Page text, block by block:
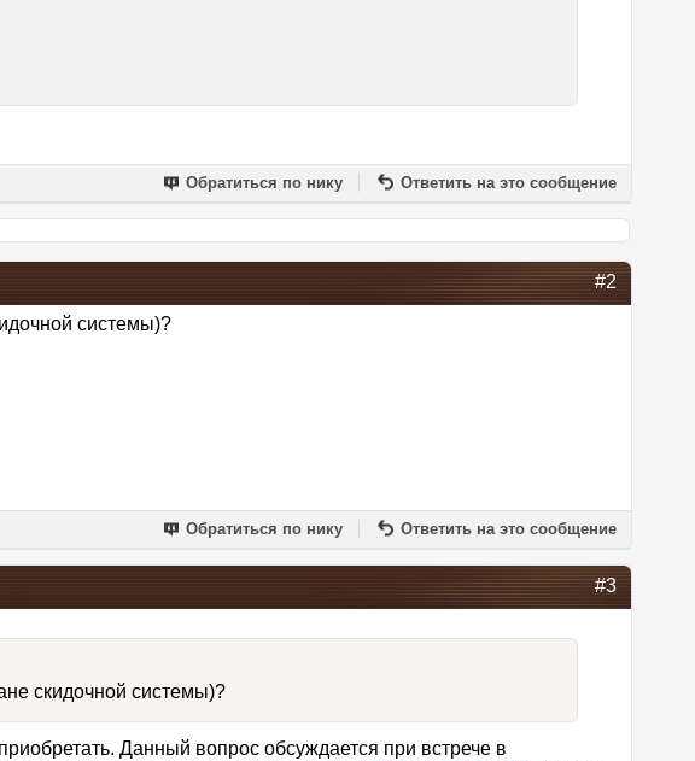
Обратиться по нику Ответить на это сообщение
#2
системы)?
Обратиться по нику Ответить на это сообщение
#3
скидочной системы)?
Данный вопрос обсуждается при встрече в